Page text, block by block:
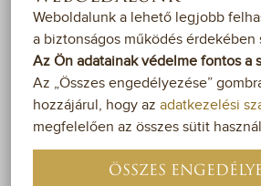
Weboldalunk a lehető legjobb
a biztonságos működés érdekében
Az Ön adatainak védelme fontos a
Az „Összes engedélyezése”
hozzájárul, hogy az adatkezelési
megfelelően az összes sütit
ÖSSZES
TÉRKÉP
PÁLYÁZAT
2023. MÁJUS 26-29.
Töltse a család Bikalon a
a tartalmas kikapcsolódás!
vasárnap vegyenek részt egy
időutazáson pünkösd